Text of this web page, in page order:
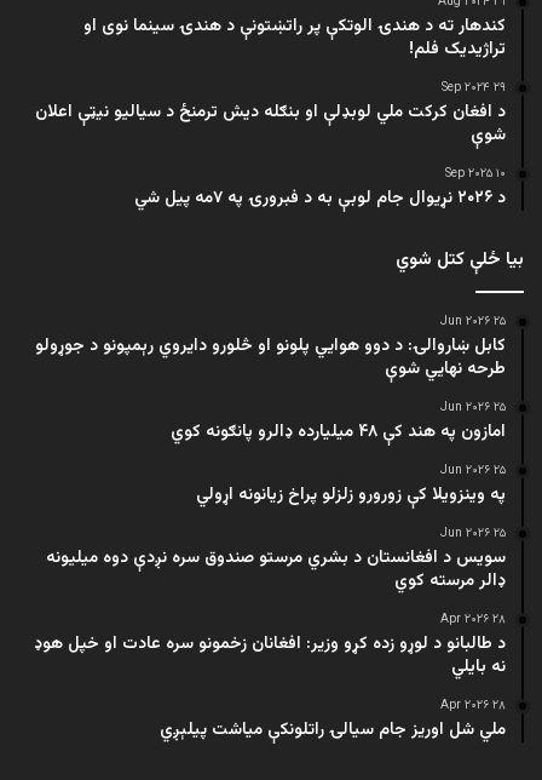
کندهار ته د هندۍ الوتکې پر راتښتونې د هندۍ سینما نوی او
تراژيديک فلم!
۲۹ Sep ۲۰۲۴
د افغان کرکت ملي لوبډلې او بنګله دیش ترمنځ د سیالیو نیټې اعلان
شوې
۱۰ Sep ۲۰۲۵
د ۲۰۲۶ نړیوال جام لوبې به د فبرورۍ په ۷مه پیل شي
بیا ځلې کتل شوي
۲۵ Jun ۲۰۲۶
کابل ښاروالۍ: د دوو هوايي پلونو او څلورو دایروي رېمپونو د جوړولو
طرحه نهایي شوې
۲۵ Jun ۲۰۲۶
امازون په هند کې ۴۸ میلیارده ډالرو پانګونه کوي
۲۵ Jun ۲۰۲۶
په وینزویلا کې زورورو زلزلو پراخ زیانونه اړولي
۲۵ Jun ۲۰۲۶
سویس د افغانستان د بشري مرستو صندوق سره نږدې دوه میلیونه
ډالر مرسته کوي
۲۸ Apr ۲۰۲۶
د طالبانو د لوړو زده کړو وزیر: افغانان زخمونو سره عادت او خپل هوډ
نه بایلي
۲۸ Apr ۲۰۲۶
ملي شل اوریز جام سیالۍ راتلونکې میاشت پیلېږي